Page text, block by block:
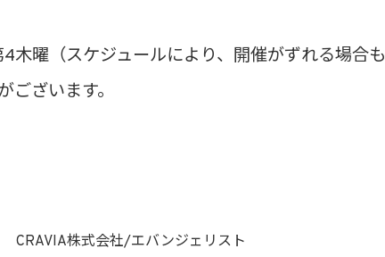
4木曜（スケジュールにより、開催がずれる場合
CRAVIA株式会社/エバンジェリスト